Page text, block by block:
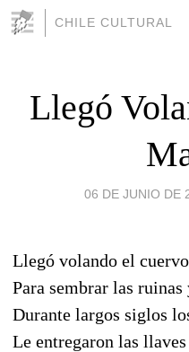
CHILE CULTURAL
Llegó
06 DE JUNIO DE
Llegó volando el
Para sembrar las
Durante largos siglos
Le entregaron las